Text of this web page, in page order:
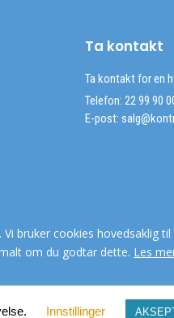
Ta kontakt
Ta kontakt for en
Telefon: 22 99 90
E-post:
bruker cookies hovedsaklig
om du godtar dette. Les
Innstillinger